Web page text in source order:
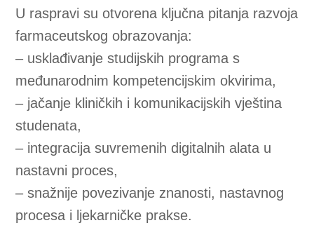
Farmaceutski fakultet Sveučilišta u
Mostaru o
vim putem zahvaljuje Komori
magistara farmacije Federacije Bosne i
Hercegovine, na čelu s predsjednikom prim.
Marinom Crnogorcem, mr. ph. na njihovom
predanom radu i organizaciji ovog velikog
događaja.